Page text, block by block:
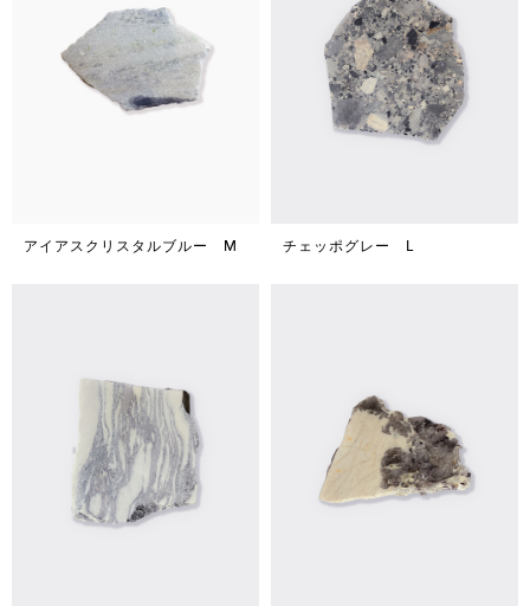
アイアスクリスタルブルー M チェッポグレー L